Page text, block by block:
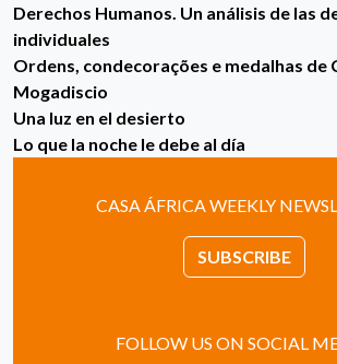
Derechos Humanos. Un análisis de las
individuales
Ordens, condecorações e medalhas de
Mogadiscio
Una luz en el desierto
Lo que la noche le debe al día
CASA ÁFRICA WEEKLY
SUBSCRIBE
FOLLOW US ON SOCIAL